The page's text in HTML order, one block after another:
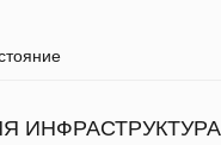
ИНФРАСТРУКТУРА